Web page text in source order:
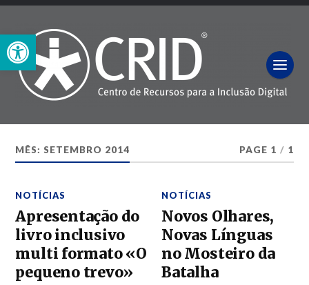
Open toolbar
MÊS: SETEMBRO 2014 PAGE 1 / 1
NOTÍCIAS
Apresentação do
livro inclusivo
multi formato «O
pequeno trevo»
NOTÍCIAS
Novos Olhares,
Novas Línguas
no Mosteiro da
Batalha